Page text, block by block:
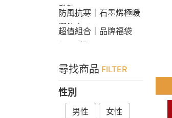
發熱Bra T
防風抗寒｜石墨烯極暖
衝鋒衣
超值組合｜品牌福袋
$599起
尋找商品 FILTER
性別
男性 女性